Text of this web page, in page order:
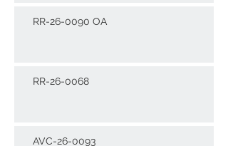
RR-26-0090 OA
RR-26-0068
AVC-26-0093